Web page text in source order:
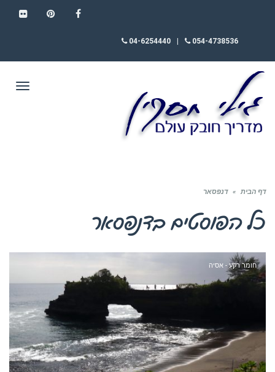
054-4738536
04-6254440
דף הבית » דנפסאר
כל הפוסטים בדנפסאר
חומר רקע - אסיה